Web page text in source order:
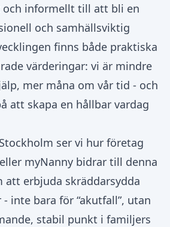
och informellt till att bli en
och samhällsviktig
finns både praktiska
värderingar: vi är mindre
mer måna om vår tid - och
att skapa en hållbar vardag
ser vi hur företag
myNanny bidrar till denna
att erbjuda skräddarsydda
inte bara för “akutfall”, utan
stabil punkt i familjers